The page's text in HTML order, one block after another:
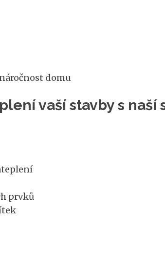
domu
vaší stavby s
prvků